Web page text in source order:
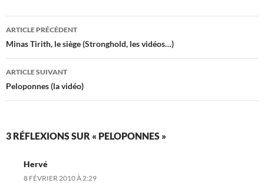
Navigation
des
articles
ARTICLE PRÉCÉDENT
Minas Tirith, le siège (Stronghold, les vidéos…)
ARTICLE SUIVANT
Peloponnes (la vidéo)
3 RÉFLEXIONS SUR « PELOPONNES »
Hervé
8 FÉVRIER 2010 À 2:29